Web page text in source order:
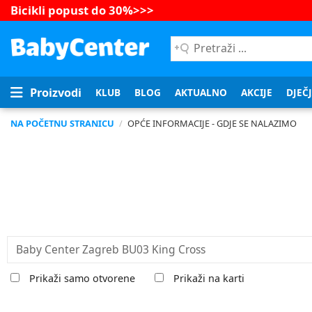
Bicikli popust do 30%>>>
Pretraži
...
Proizvodi KLUB BLOG AKTUALNO AKCIJE
NA POČETNU STRANICU / OPĆE INFORMACIJE - GDJE SE NALAZIMO
traži....:
Prikaži samo otvorene Prikaži na karti